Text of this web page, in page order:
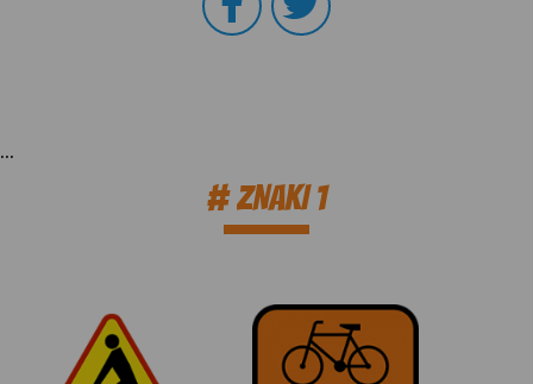
...
# ZNAKI 1
A-24
Rowerzyści
R-4 Informacja o
szlaku rowerowym